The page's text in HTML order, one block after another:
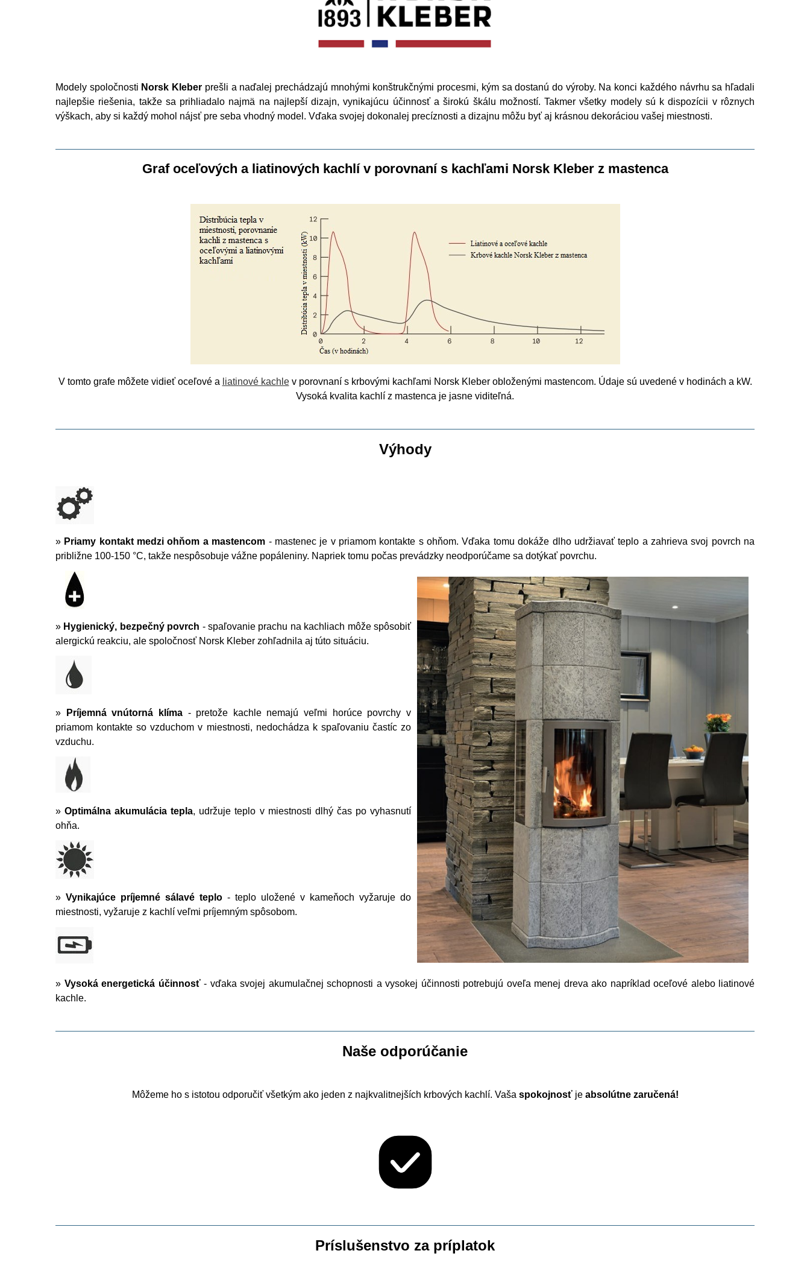
Modely spoločnosti Norsk Kleber prešli a naďalej prechádzajú mnohými konštrukčnými procesmi, kým sa dostanú do výroby. Na konci každého návrhu sa hľadali
najlepšie riešenia, takže sa prihliadalo najmä na najlepší dizajn, vynikajúcu účinnosť a širokú škálu možností. Takmer všetky modely sú k dispozícii v rôznych
výškach, aby si každý mohol nájsť pre seba vhodný model. Vďaka svojej dokonalej precíznosti a dizajnu môžu byť aj krásnou dekoráciou vašej miestnosti.
Graf oceľových a liatinových kachlí v porovnaní s kachľami Norsk Kleber z mastenca
V tomto grafe môžete vidieť oceľové a liatinové kachlev porovnaní s krbovými kachľami Norsk Kleber obloženými mastencom. Údaje sú uvedené v hodinách a kW.
Vysoká kvalita kachlí z mastenca je jasne viditeľná.
Výhody
» Priamy kontakt medzi ohňom a mastencom - mastenec je v priamom kontakte s ohňom. Vďaka tomu dokáže dlho udržiavať teplo a zahrieva svoj povrch na
približne 100-150 °C, takže nespôsobuje vážne popáleniny. Napriek tomu počas prevádzky neodporúčame sa dotýkať povrchu.
» Hygienický, bezpečný povrch - spaľovanie prachu na kachliach môže spôsobiť
alergickú reakciu, ale spoločnosť Norsk Kleber zohľadnila aj túto situáciu.
» Príjemná vnútorná klíma - pretože kachle nemajú veľmi horúce povrchy v
priamom kontakte so vzduchom v miestnosti, nedochádza k spaľovaniu častíc zo
vzduchu.
»Optimálna akumulácia tepla, udržuje teplo v miestnosti dlhý čas po vyhasnutí
ohňa.
» Vynikajúce príjemné sálavé teplo - teplo uložené v kameňoch vyžaruje do
miestnosti, vyžaruje z kachlí veľmi príjemným spôsobom.
» Vysoká energetická účinnosť- vďaka svojej akumulačnej schopnosti a vysokej účinnosti potrebujú oveľa menej dreva ako napríklad oceľové alebo liatinové
kachle.
Naše odporúčanie
Môžeme ho s istotou odporučiť všetkým ako jeden z najkvalitnejších krbových kachlí. Vaša spokojnosť jeabsolútne zaručená!
Príslušenstvo za príplatok